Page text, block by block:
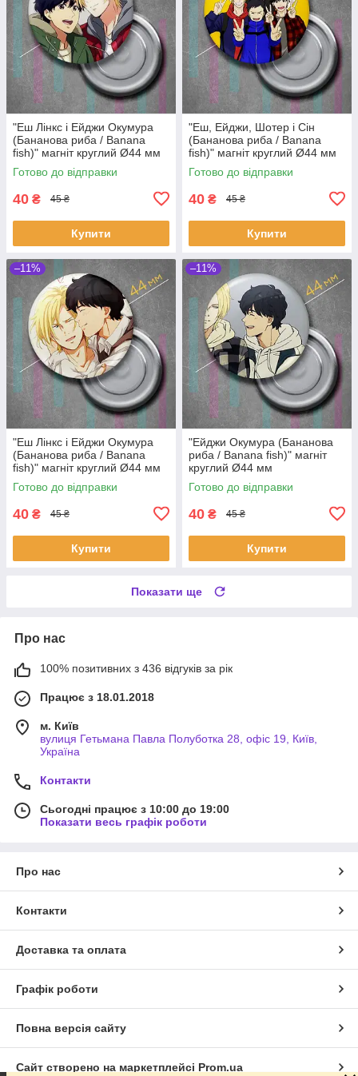
"Еш Лінкс і Ейджи Окумура
(Бананова риба / Banana
fish)" магніт круглий Ø44 мм
Готово до відправки
40 ₴ 45 ₴
Купити
"Еш, Ейджи, Шотер і Сін
(Бананова риба / Banana
fish)" магніт круглий Ø44 мм
Готово до відправки
40 ₴ 45 ₴
Купити
–11%
"Еш Лінкс і Ейджи Окумура
(Бананова риба / Banana
fish)" магніт круглий Ø44 мм
Готово до відправки
40 ₴ 45 ₴
Купити
–11%
"Ейджи Окумура (Бананова
риба / Banana fish)" магніт
круглий Ø44 мм
Готово до відправки
40 ₴ 45 ₴
Купити
Показати ще
Про нас
100% позитивних з 436 відгуків за рік
Працює з 18.01.2018
м. Київ
вулиця Гетьмана Павла Полуботка 28, офіс 19, Київ,
Україна
Контакти
Сьогодні працює з 10:00 до 19:00
Показати весь графік роботи
Про нас
Контакти
Доставка та оплата
Графік роботи
Повна версія сайту
Сайт створено на маркетплейсі Prom.ua